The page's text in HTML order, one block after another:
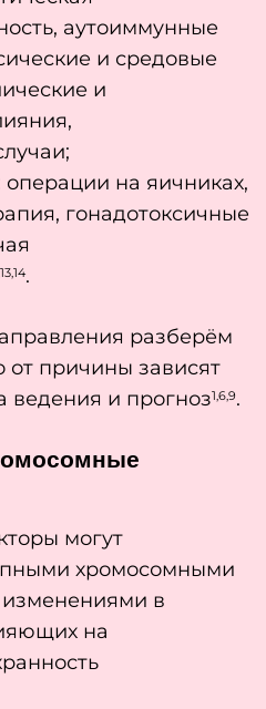
аутоиммунные
и средовые
и
на яичниках,
гонадотоксичные
.
разберём
от причины зависят
ведения и прогноз1,6,9.
могут
хромосомными
в
на